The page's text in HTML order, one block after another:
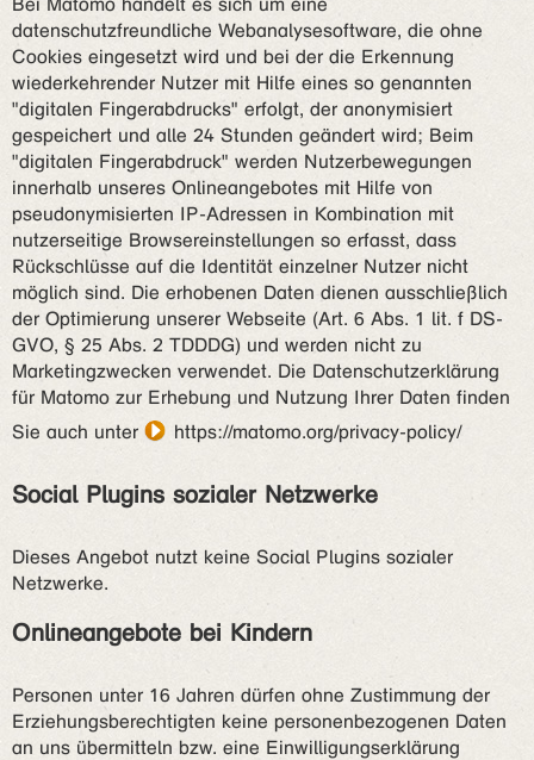
datenschutzfreundliche Webanalysesoftware, die ohne
Cookies eingesetzt wird und bei der die Erkennung
wiederkehrender Nutzer mit Hilfe eines so genannten
"digitalen Fingerabdrucks" erfolgt, der anonymisiert
gespeichert und alle 24 Stunden geändert wird; Beim
"digitalen Fingerabdruck" werden Nutzerbewegungen
innerhalb unseres Onlineangebotes mit Hilfe von
pseudonymisierten IP-Adressen in Kombination mit
nutzerseitige Browsereinstellungen so erfasst, dass
Rückschlüsse auf die Identität einzelner Nutzer nicht
möglich sind. Die erhobenen Daten dienen ausschließlich
der Optimierung unserer Webseite (Art. 6 Abs. 1 lit. f DS-
GVO, § 25 Abs. 2 TDDDG) und werden nicht zu
Marketingzwecken verwendet. Die Datenschutzerklärung
für Matomo zur Erhebung und Nutzung Ihrer Daten finden
Sie auch unter
https://matomo.org/privacy-policy/
Social Plugins sozialer Netzwerke
Dieses Angebot nutzt keine Social Plugins sozialer
Netzwerke.
Onlineangebote bei Kindern
Personen unter 16 Jahren dürfen ohne Zustimmung der
Erziehungsberechtigten keine personenbezogenen Daten
an uns übermitteln bzw. eine Einwilligungserklärung